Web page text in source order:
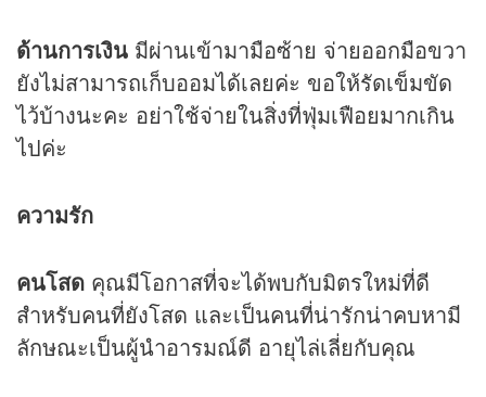
ด้านการเงิน มีผ่านเข้ามามือซ้าย จ่ายออกมือขวา
ยังไม่สามารถเก็บออมได้เลยค่ะ ขอให้รัดเข็มขัด
ไว้บ้างนะคะ อย่าใช้จ่ายในสิ่งที่ฟุ่มเฟือยมากเกิน
ไปค่ะ
ความรัก
คนโสด คุณมีโอกาสที่จะได้พบกับมิตรใหม่ที่ดี
สำหรับคนที่ยังโสด และเป็นคนที่น่ารักน่าคบหามี
ลักษณะเป็นผู้นำอารมณ์ดี อายุไล่เลี่ยกับคุณ